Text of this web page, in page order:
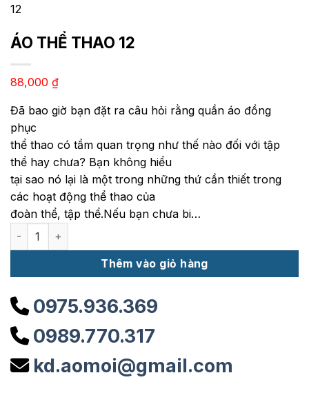
12
ÁO THỂ THAO 12
88,000 ₫
Đã bao giờ bạn đặt ra câu hỏi rằng quần áo đồng
phục
thể thao có tầm quan trọng như thế nào đối với tập
thể hay chưa? Bạn không hiểu
tại sao nó lại là một trong những thứ cần thiết trong
các hoạt động thể thao của
đoàn thể, tập thể.Nếu bạn chưa bi…
ÁO THỂ THAO 12 số lượng
Thêm vào giỏ hàng
0975.936.369
0989.770.317
kd.aomoi@gmail.com